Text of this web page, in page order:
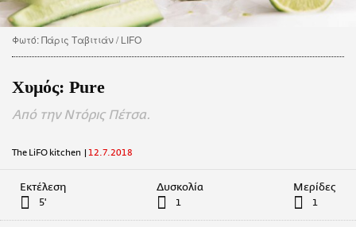
Χυμός: Pure
Από την Ντόρις Πέτσα.
The LiFO kitchen 12.7.2018
Φωτό: Πάρις Ταβιτιάν / LIFO
Εκτέλεση
5'
Δυσκολία
1
Μερίδες
1